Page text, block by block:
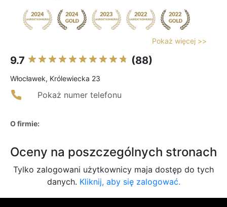
Pokaż więcej >>
9.7 (88)
Włocławek, Królewiecka 23
Pokaż numer telefonu
O firmie:
Oceny na poszczególnych stronach
Tylko zalogowani użytkownicy maja dostęp do tych
danych. Kliknij, aby się zalogować.